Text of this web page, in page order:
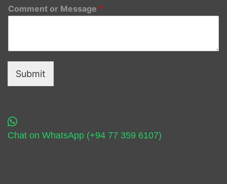
Comment or Message *
Submit
Chat on WhatsApp (+94 77 359 6107)